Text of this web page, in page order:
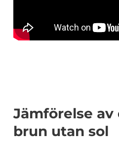
Jämförelse
brun utan sol